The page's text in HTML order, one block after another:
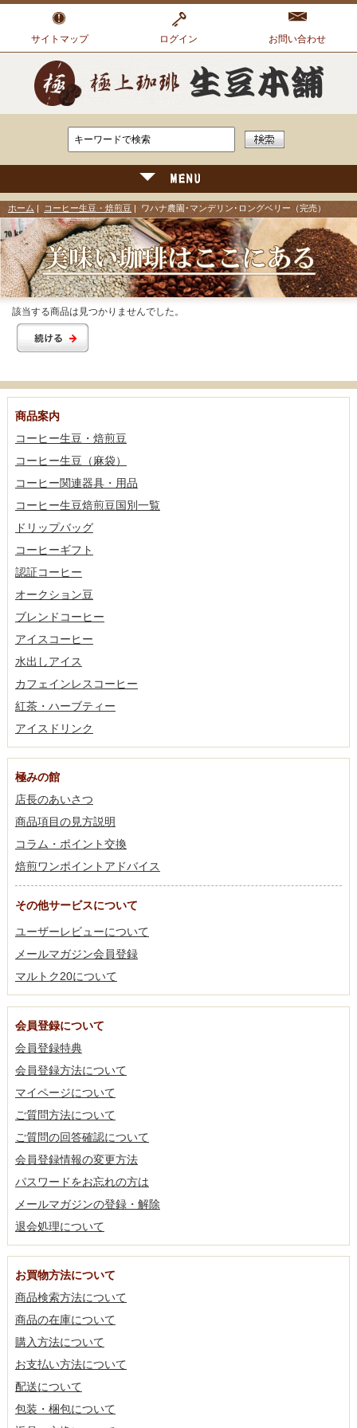
サイトマップ ログイン お問い合わせ
ホーム コーヒー生豆・焙煎豆 | ワハナ農園･マンデリン･ロングベリー（完売）
該当する商品は見つかりませんでした。
商品案内
コーヒー生豆・焙煎豆
コーヒー生豆（麻袋）
コーヒー関連器具・用品
コーヒー生豆焙煎豆国別一覧
ドリップバッグ
コーヒーギフト
認証コーヒー
オークション豆
ブレンドコーヒー
アイスコーヒー
水出しアイス
カフェインレスコーヒー
紅茶・ハーブティー
アイスドリンク
極みの館
店長のあいさつ
商品項目の見方説明
コラム・ポイント交換
焙煎ワンポイントアドバイス
その他サービスについて
ユーザーレビューについて
メールマガジン会員登録
マルトク20について
会員登録について
会員登録特典
会員登録方法について
マイページについて
ご質問方法について
ご質問の回答確認について
会員登録情報の変更方法
パスワードをお忘れの方は
メールマガジンの登録・解除
退会処理について
お買物方法について
商品検索方法について
商品の在庫について
購入方法について
お支払い方法について
配送について
包装・梱包について